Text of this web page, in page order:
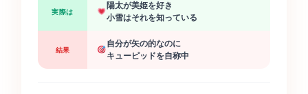
実際は
陽太が美姫を好き
小雪はそれを知っている
結果
自分が矢の的なのに
キューピッドを自称中